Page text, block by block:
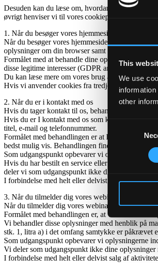
This
We use
other
Selection
Desuden kan du læse om, hvordan vi deler dine
øvrigt henviser vi til vores cookiepolitik nederst
1. Når du besøger vores hjemmeside
Når du besøger vores hjemmeside
oplysninger om din browser samt din færden og
Formålet med at behandle dine oplysninger er at
disse legitime interesser (GDPR art. 6, stk. 1, litra
Du kan læse mere om vores brug af cookies
Hvis vi anvender cookies fra tredjeparter, kan vi
2. Når du er i kontakt med os
Hvis du tager kontakt til os, behandler vi dine
Hvis du er I kontakt med os som kontaktperson
titel, e-mail og telefonnummer.
Formålet med behandlingen er at levere vores
bedst mulig vis. Behandlingen finder sted på
Som udgangspunkt opbevarer vi oplysningerne i
Hvis du har bestilt en service eller et produkt fra
deler vi som udgangspunkt ikke dine oplysninger
I forbindelse med helt eller delvist salg af
3. Når du tilmelder dig vores webinarer,
Når du tilmelder dig vores webinarer,
Formålet med behandlingen er, at vi kan afholde
Vi behandler disse oplysninger med henblik på
stk. 1, litra a) i det omfang samtykke er påkrævet
Som udgangspunkt opbevarer vi oplysningerne
Vi deler som udgangspunkt ikke dine
I forbindelse med helt eller delvist salg af